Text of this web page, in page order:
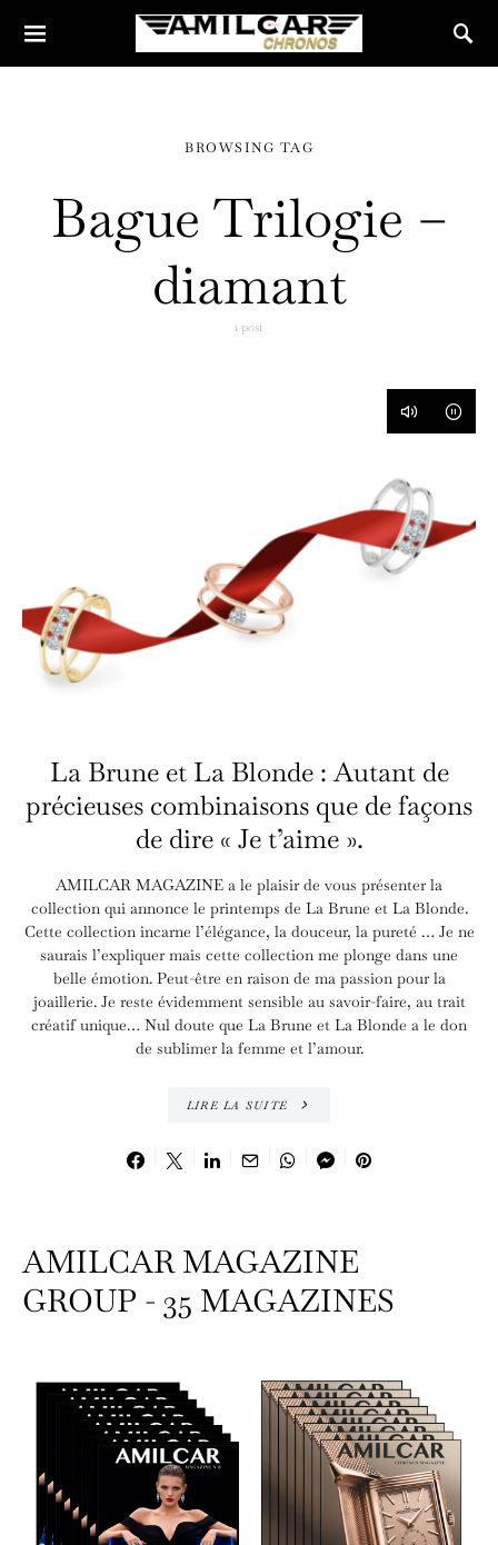
BROWSING TAG
Bague Trilogie –
diamant
1 post
La Brune et La Blonde : Autant de
précieuses combinaisons que de façons
de dire « Je t’aime ».
AMILCAR MAGAZINE a le plaisir de vous présenter la
collection qui annonce le printemps de La Brune et La Blonde.
Cette collection incarne l’élégance, la douceur, la pureté … Je ne
saurais l’expliquer mais cette collection me plonge dans une
belle émotion. Peut-être en raison de ma passion pour la
joaillerie. Je reste évidemment sensible au savoir-faire, au trait
créatif unique… Nul doute que La Brune et La Blonde a le don
de sublimer la femme et l’amour.
LIRE LA SUITE
AMILCAR MAGAZINE
GROUP - 35 MAGAZINES